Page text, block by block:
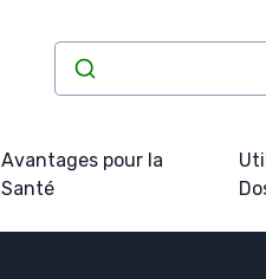
Avantages pour la
Santé